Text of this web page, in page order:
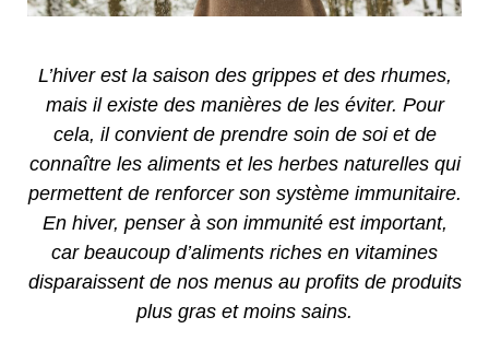
L’hiver est la saison des grippes et des rhumes,
mais il existe des manières de les éviter. Pour
cela, il convient de prendre soin de soi et de
connaître les aliments et les herbes naturelles qui
permettent de renforcer son système immunitaire.
En hiver, penser à son immunité est important,
car beaucoup d’aliments riches en vitamines
disparaissent de nos menus au profits de produits
plus gras et moins sains.